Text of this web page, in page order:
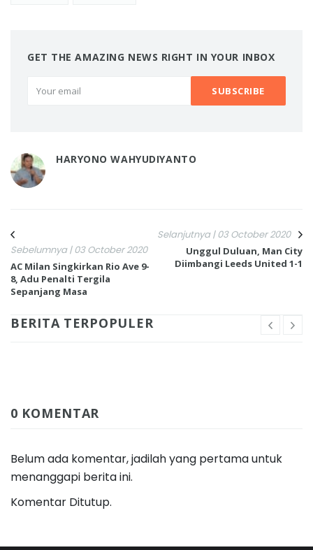
GET THE AMAZING NEWS RIGHT IN YOUR INBOX
HARYONO WAHYUDIYANTO
Sebelumnya | 03 October 2020
AC Milan Singkirkan Rio Ave 9-
8, Adu Penalti Tergila
Sepanjang Masa
Selanjutnya | 03 October 2020
Unggul Duluan, Man City
Diimbangi Leeds United 1-1
BERITA TERPOPULER
0 KOMENTAR
Belum ada komentar, jadilah yang pertama untuk
menanggapi berita ini.
Komentar Ditutup.